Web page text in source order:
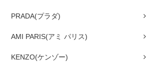
PRADA(プラダ)
AMI PARIS(アミ パリス)
KENZO(ケンゾー)